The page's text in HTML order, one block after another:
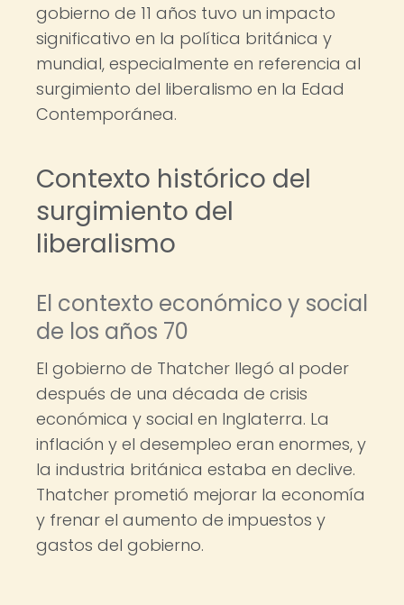
gobierno de 11 años tuvo un impacto
significativo en la política británica y
mundial, especialmente en referencia al
surgimiento del liberalismo en la Edad
Contemporánea.
Contexto histórico del
surgimiento del
liberalismo
El contexto económico y social
de los años 70
El gobierno de Thatcher llegó al poder
después de una década de crisis
económica y social en Inglaterra. La
inflación y el desempleo eran enormes, y
la industria británica estaba en declive.
Thatcher prometió mejorar la economía
y frenar el aumento de impuestos y
gastos del gobierno.